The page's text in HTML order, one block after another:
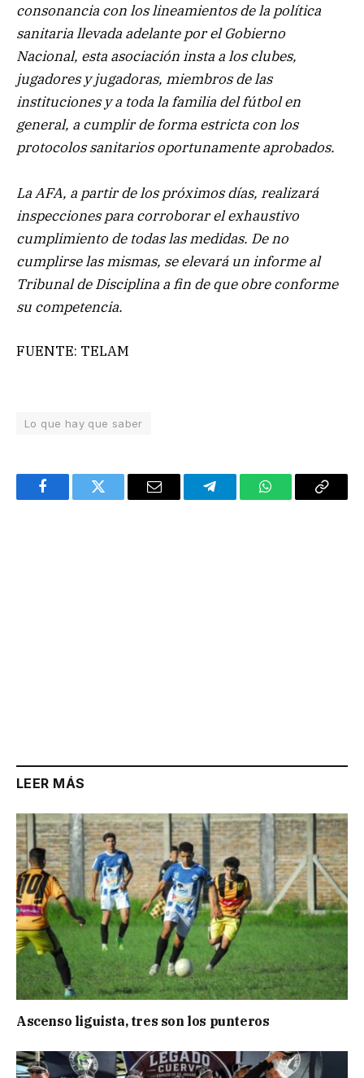
consonancia con los lineamientos de la política
sanitaria llevada adelante por el Gobierno
Nacional, esta asociación insta a los clubes,
jugadores y jugadoras, miembros de las
instituciones y a toda la familia del fútbol en
general, a cumplir de forma estricta con los
protocolos sanitarios oportunamente aprobados.
La AFA, a partir de los próximos días, realizará
inspecciones para corroborar el exhaustivo
cumplimiento de todas las medidas. De no
cumplirse las mismas, se elevará un informe al
Tribunal de Disciplina a fin de que obre conforme
su competencia.
FUENTE: TELAM
Lo que hay que saber
FacebookTwitter Email TelegramWhatsAppCopy
LEER MÁS
Ascenso liguista, tres son los punteros